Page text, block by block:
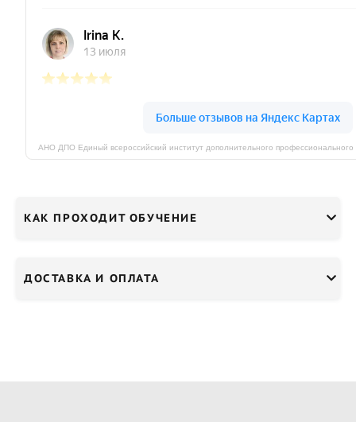
КАК ПРОХОДИТ ОБУЧЕНИЕ
ДОСТАВКА И ОПЛАТА